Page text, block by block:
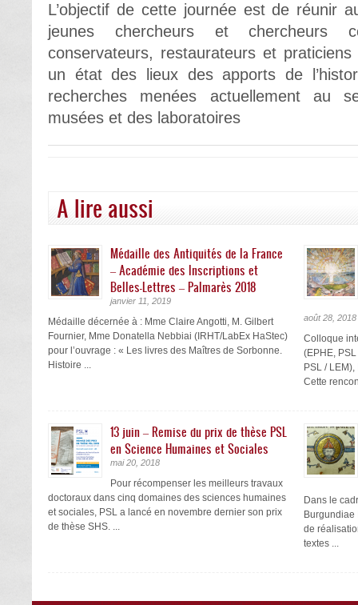
L’objectif de cette journée est de réunir
jeunes chercheurs et chercheurs
conservateurs, restaurateurs et
un état des lieux des apports de
recherches menées actuellement au
musées et des laboratoires
A lire aussi
Médaille des Antiquités de la France
– Académie des Inscriptions et
Belles-Lettres – Palmarès 2018
janvier 11, 2019
Médaille décernée à : Mme Claire Angotti, M. Gilbert
Fournier, Mme Donatella Nebbiai (IRHT/LabEx HaStec)
pour l’ouvrage : « Les livres des Maîtres de Sorbonne.
Histoire ...
août 28, 2018
Colloque
(EPHE,
PSL /
Cette
13 juin – Remise du prix de thèse PSL
en Science Humaines et Sociales
mai 20, 2018
Pour récompenser les meilleurs travaux
doctoraux dans cinq domaines des sciences humaines
et sociales, PSL a lancé en novembre dernier son prix
de thèse SHS. ...
Dans le
Burgundiae
de
textes ...